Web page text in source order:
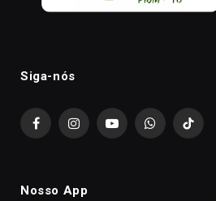
Siga-nós
FacebookInstagramYouTubeWhatsAppTikTok
Nosso App